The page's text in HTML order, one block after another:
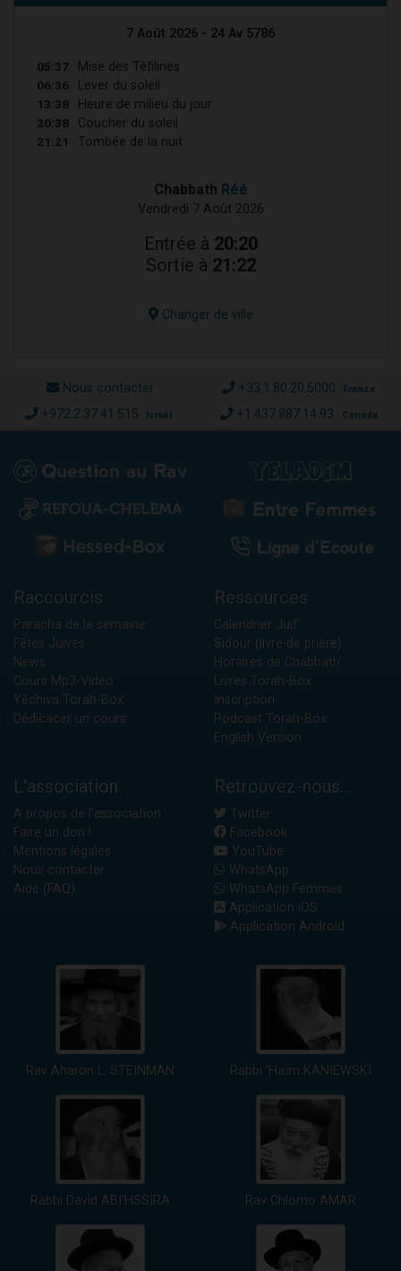
7 Août 2026 - 24 Av 5786
05:37 Mise des Téfilines
06:36 Lever du soleil
13:38 Heure de milieu du jour
20:38 Coucher du soleil
21:21 Tombée de la nuit
Chabbath Réé
Vendredi 7 Août 2026
Entrée à 20:20
Sortie à 21:22
Changer de ville
Nous contacter +33.1.80.20.5000 France
+972.2.37.41.515 Israël +1.437.887.14.93 Canada
Raccourcis
Paracha de la semaine
Fêtes Juives
News
Cours Mp3-Vidéo
Yéchiva Torah-Box
Dédicacer un cours
Ressources
Calendrier Juif
Sidour (livre de prière)
Horaires de Chabbath
Livres Torah-Box
Inscription
Podcast Torah-Box
English Version
L'association
A propos de l'association
Faire un don !
Mentions légales
Nous contacter
Aide (FAQ)
Retrouvez-nous...
Twitter
Facebook
YouTube
WhatsApp
WhatsApp Femmes
Application iOS
Application Android
Rav Aharon L. STEINMAN Rabbi 'Haïm KANIEWSKI
Rabbi David ABI'HSSIRA Rav Chlomo AMAR